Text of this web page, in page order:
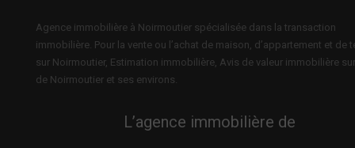
Agence immobilière à Noirmoutier spécialisée dans la transaction
immobilière. Pour la vente ou l’achat de maison, d’appartement et de
sur Noirmoutier, Estimation immobilière, Avis de valeur immobilière sur
de Noirmoutier et ses environs.
L’agence immobilière de